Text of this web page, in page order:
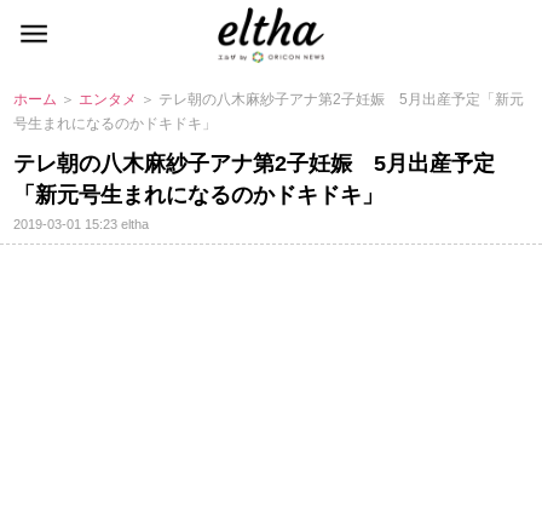
ホーム ＞ エンタメ ＞ テレ朝の八木麻紗子アナ第2子妊娠 5月出産予定「新元
号生まれになるのかドキドキ」
テレ朝の八木麻紗子アナ第2子妊娠 5月出産予定
「新元号生まれになるのかドキドキ」
2019-03-01 15:23eltha